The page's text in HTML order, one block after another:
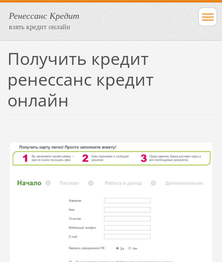
Ренессанс Кредит
взять кредит онлайн
Получить кредит
ренессанс кредит
онлайн